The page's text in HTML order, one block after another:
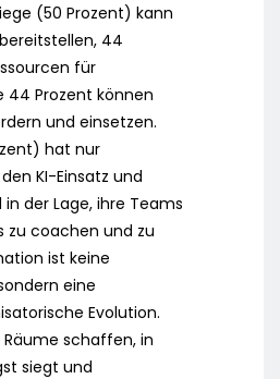
(50 Prozent) kann
44
für
44 Prozent können
und einsetzen.
hat nur
KI-Einsatz und
der Lage, ihre Teams
zu coachen und zu
ist keine
eine
Evolution.
schaffen, in
siegt und